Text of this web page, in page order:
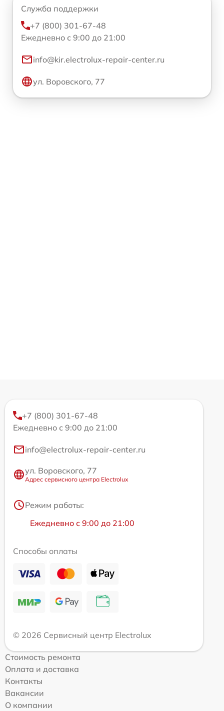
Служба поддержки
+7 (800) 301-67-48
Ежедневно с 9:00 до 21:00
info@kir.electrolux-repair-center.ru
ул. Воровского, 77
+7 (800) 301-67-48
Ежедневно с 9:00 до 21:00
info@electrolux-repair-center.ru
ул. Воровского, 77
Адрес сервисного центра Electrolux
Режим работы:
Ежедневно с 9:00 до 21:00
Способы оплаты
© 2026 Сервисный центр Electrolux
Стоимость ремонта
Оплата и доставка
Контакты
Вакансии
О компании